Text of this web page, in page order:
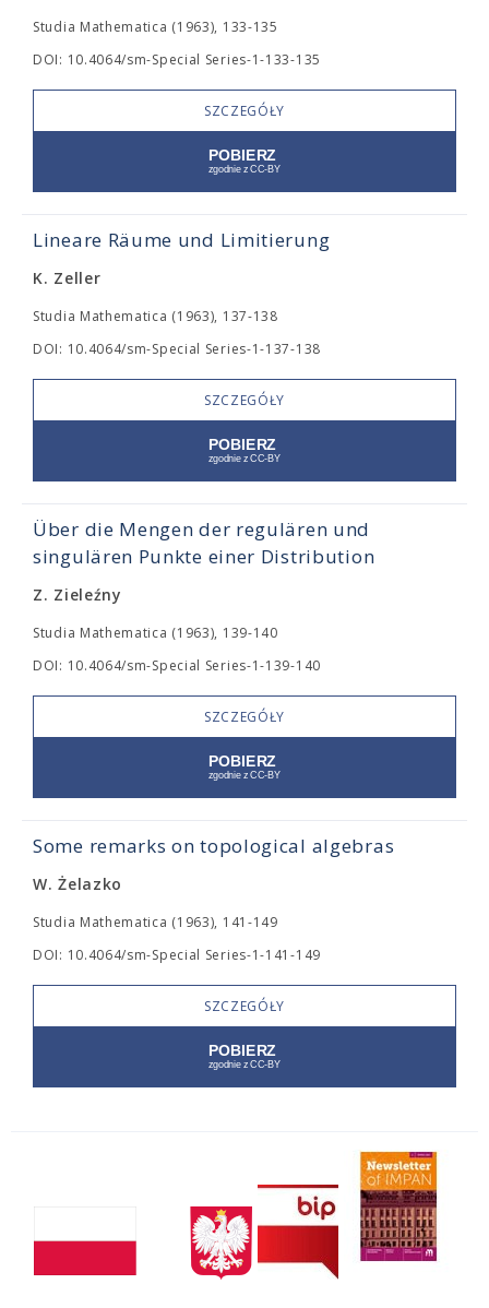
Studia Mathematica (1963), 133-135
DOI: 10.4064/sm-Special Series-1-133-135
SZCZEGÓŁY
Lineare Räume und Limitierung
K. Zeller
Studia Mathematica (1963), 137-138
DOI: 10.4064/sm-Special Series-1-137-138
SZCZEGÓŁY
Über die Mengen der regulären und
singulären Punkte einer Distribution
Z. Zieleźny
Studia Mathematica (1963), 139-140
DOI: 10.4064/sm-Special Series-1-139-140
SZCZEGÓŁY
Some remarks on topological algebras
W. Żelazko
Studia Mathematica (1963), 141-149
DOI: 10.4064/sm-Special Series-1-141-149
SZCZEGÓŁY